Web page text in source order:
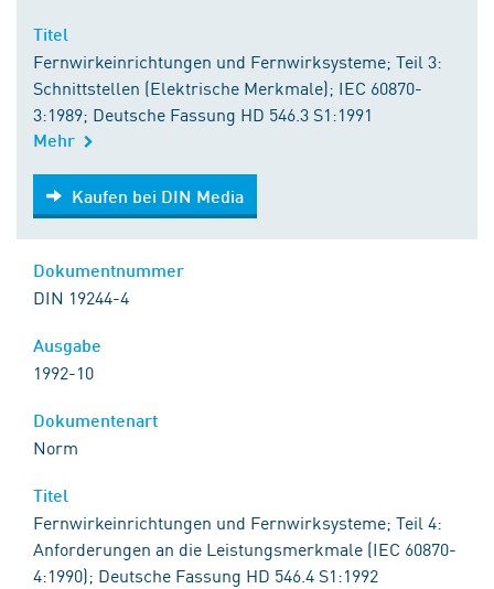
Fernwirkeinrichtungen und Fernwirksysteme; Teil 3:
Schnittstellen (Elektrische Merkmale); IEC 60870-
3:1989; Deutsche Fassung HD 546.3 S1:1991
Mehr
Kaufen bei DIN Media
Kaufen bei DIN Media
DIN 19244-4
1992-10
Norm
Fernwirkeinrichtungen und Fernwirksysteme; Teil 4:
Anforderungen an die Leistungsmerkmale (IEC 60870-
4:1990); Deutsche Fassung HD 546.4 S1:1992